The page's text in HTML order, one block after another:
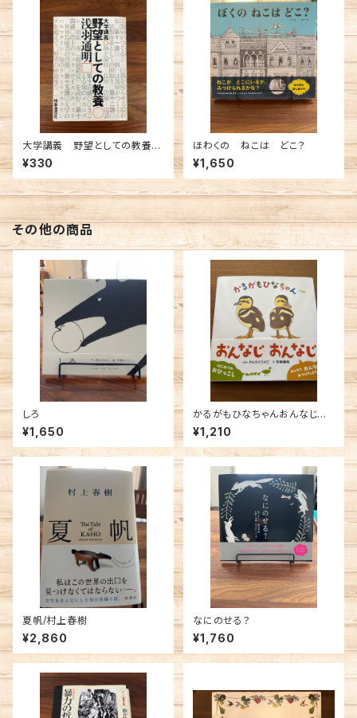
大学講義 野望としての教養／
浅羽通明
¥330
ほわくの ねこは どこ？
¥1,650
その他の商品
しろ
¥1,650
かるがもひなちゃんおんなじお
んなじ／かんちくたかこ 箕輪
義隆 【サイン本】
¥1,210
夏帆/村上春樹
¥2,860
なにのせる？
¥1,760